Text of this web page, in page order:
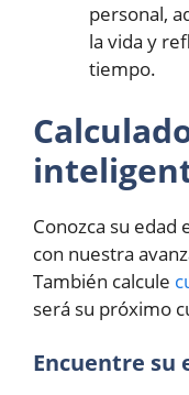
personal,
la vida y
tiempo.
Conozca su edad
con nuestra
También calcule
será su próximo
Encuentre su